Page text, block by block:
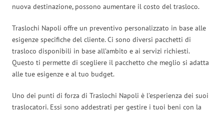
nuova destinazione, possono aumentare il costo del trasloco.
Traslochi Napoli offre un preventivo personalizzato in base alle
esigenze specifiche del cliente. Ci sono diversi pacchetti di
trasloco disponibili in base all’ambito e ai servizi richiesti.
Questo ti permette di scegliere il pacchetto che meglio si adatta
alle tue esigenze e al tuo budget.
Uno dei punti di forza di Traslochi Napoli è l’esperienza dei suoi
traslocatori. Essi sono addestrati per gestire i tuoi beni con la